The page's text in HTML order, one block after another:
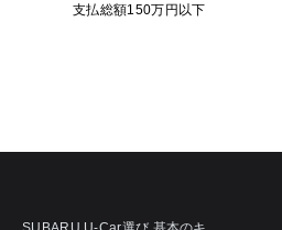
支払総額150万円以下